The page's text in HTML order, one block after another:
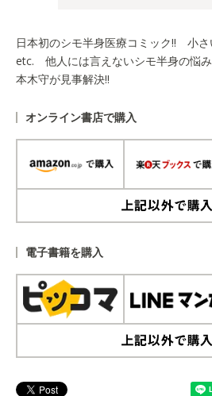
日本初のシモ半身医療コミック!! 小
etc. 他人には言えないシモ半身の悩
本木守が見事解決!!
オンライン書店で購入
電子書籍を購入